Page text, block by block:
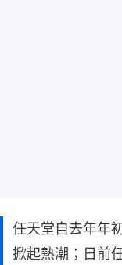
任天堂自去年年
掀起熱潮；日前